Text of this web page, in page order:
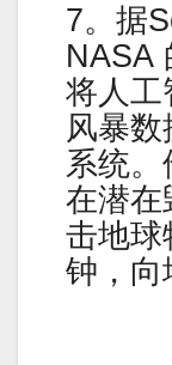
7。据
NASA
将人工
风暴
系统。
在潜在
击地球
钟，向